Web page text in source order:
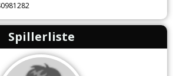
Spillerliste